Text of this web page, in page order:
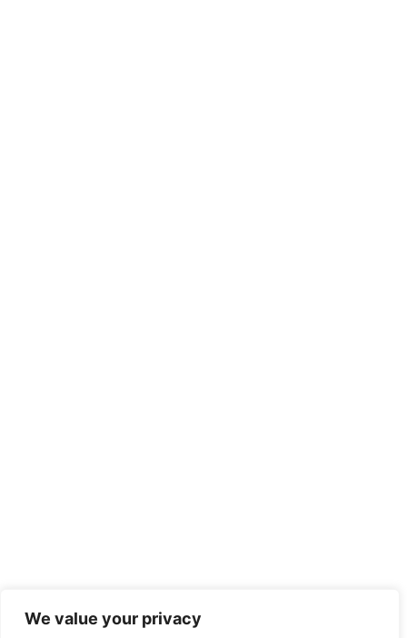
We value your privacy